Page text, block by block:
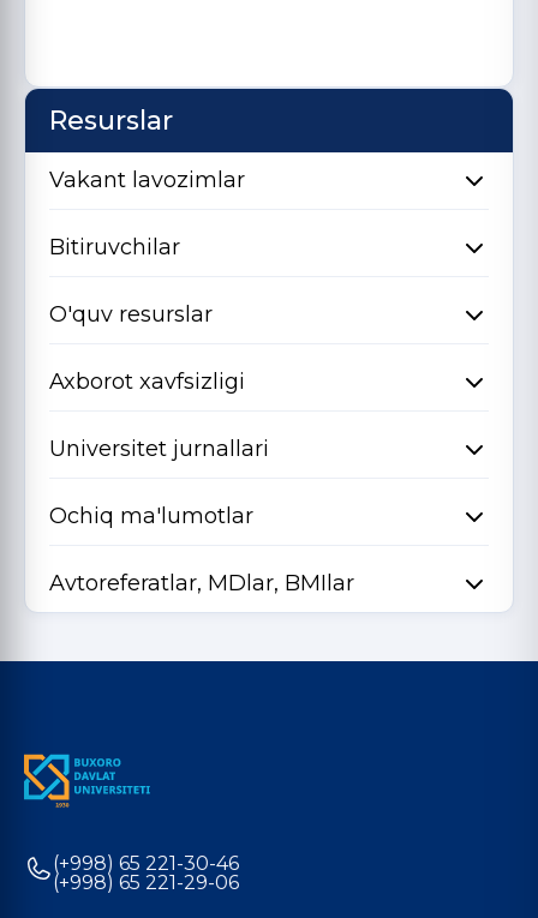
Resurslar
Vakant lavozimlar
Bitiruvchilar
O'quv resurslar
Axborot xavfsizligi
Universitet jurnallari
Ochiq ma'lumotlar
Avtoreferatlar, MDlar, BMIlar
(+998) 65 221-30-46
(+998) 65 221-29-06